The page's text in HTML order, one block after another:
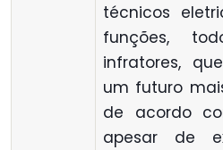
técnicos
funções,
infratores,
um futuro
de acordo
apesar de